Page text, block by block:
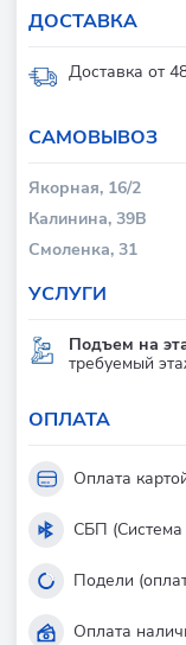
ДОСТАВКА
Доставка от
CАМОВЫВОЗ
Якорная, 16/2
Калинина, 39В
Смоленка, 31
УСЛУГИ
Подъем на
требуемый
ОПЛАТА
Оплата
СБП
Подели
Оплата